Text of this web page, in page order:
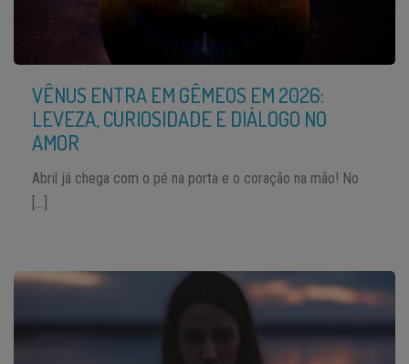
VÊNUS ENTRA EM GÊMEOS EM 2026:
LEVEZA, CURIOSIDADE E DIÁLOGO NO
AMOR
Abril já chega com o pé na porta e o coração na mão! No
[…]